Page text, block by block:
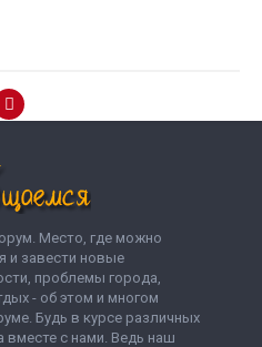
Место, где можно
и завести новые
проблемы города,
- об этом и многом
Будь в курсе различных
вместе с нами. Ведь наш